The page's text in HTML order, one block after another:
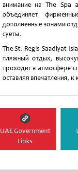
внимание на The Spa
объединяет
дополненные зонами
суеты.
The St. Regis Saadiyat
пляжный отдых,
проходит в атмосфере
оставляя впечатления,
UAE Government
Links